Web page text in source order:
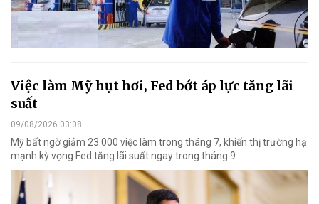
Việc làm Mỹ hụt hơi, Fed bớt áp lực tăng lãi
suất
09/08/2026 03:08
Mỹ bất ngờ giảm 23.000 việc làm trong tháng 7, khiến thị trường hạ
mạnh kỳ vọng Fed tăng lãi suất ngay trong tháng 9.